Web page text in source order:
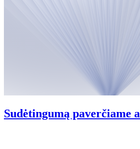
Sudėtingumą paverčiame